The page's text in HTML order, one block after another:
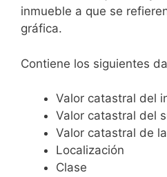
inmueble a que se
gráfica.
Contiene los siguientes
Valor catastral del
Valor catastral del
Valor catastral de
Localización
Clase